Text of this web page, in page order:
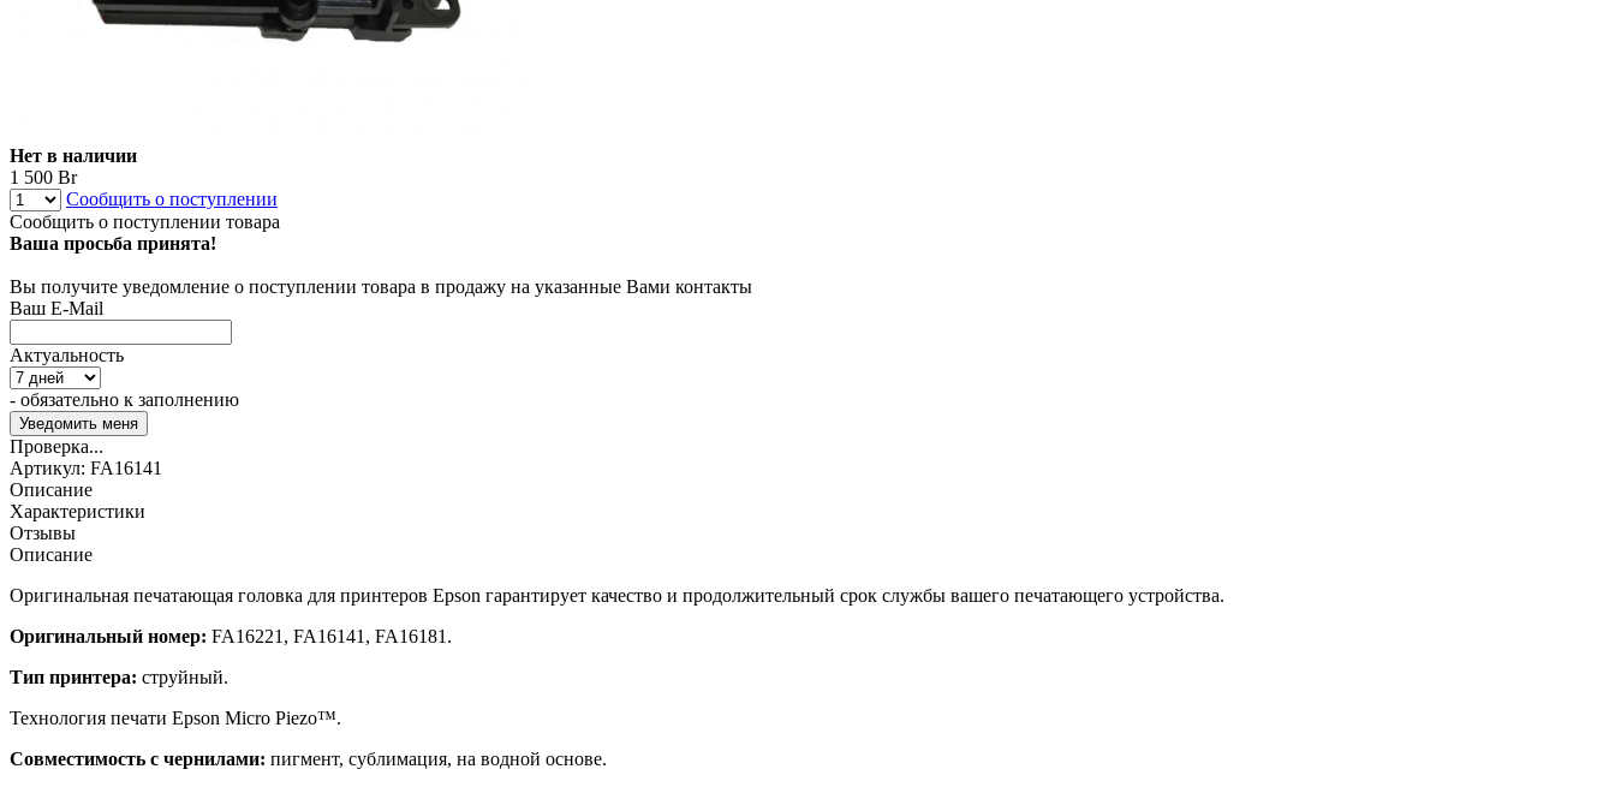
Нет в наличии
1 500 Br
Сообщить о поступлении
Сообщить о поступлении товара
Ваша просьба принята!
Вы получите уведомление о поступлении товара в продажу на указанные Вами контакты
Ваш E-Mail
Актуальность
- обязательно к заполнению
Проверка...
Артикул: FA16141
Описание
Характеристики
Отзывы
Описание
Оригинальная печатающая головка для принтеров Epson гарантирует качество и продолжительный срок службы вашего печатающего устройства.
Оригинальный номер: FA16221, FA16141, FA16181.
Тип принтера: струйный.
Технология печати Epson Micro Piezo™.
Совместимость с чернилами: пигмент, сублимация, на водной основе.